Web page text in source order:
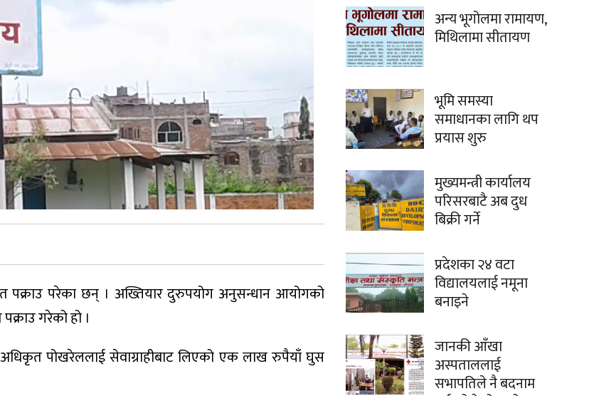
परेका छन् । अख्तियार दुरुपयोग अनुसन्धान आयोगको
गरेको हो ।
पोखरेललाई सेवाग्राहीबाट लिएको एक लाख रुपैयाँ घुस
अन्य भूगोलमा रामायण,
मिथिलामा सीतायण
भूमि समस्या
समाधानका लागि थप
प्रयास शुरु
मुख्यमन्त्री कार्यालय
परिसरबाटै अब दुध
बिक्री गर्ने
प्रदेशका २४ वटा
विद्यालयलाई नमूना
बनाइने
जानकी आँखा
अस्पताललाई
सभापतिले नै बदनाम